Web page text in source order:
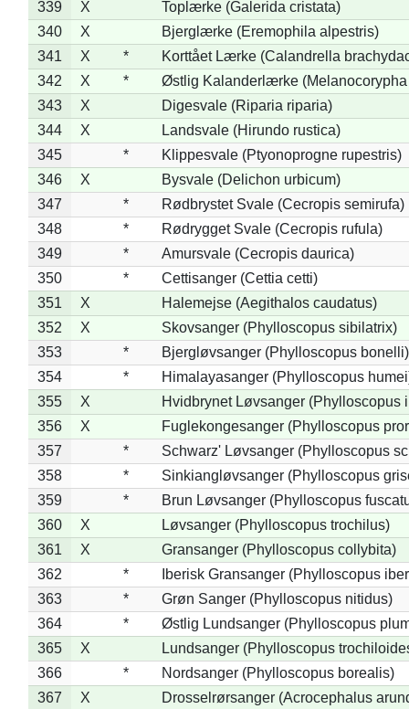
339
X
Toplærke (Galerida cristata)
340
X
Bjerglærke (Eremophila alpestris)
341
X *
Korttået Lærke (Calandrella
342
X *
Østlig Kalanderlærke (Melanocorypha
343
X
Digesvale (Riparia riparia)
344
X
Landsvale (Hirundo rustica)
345
*
Klippesvale (Ptyonoprogne rupestris)
346
X
Bysvale (Delichon urbicum)
347
*
Rødbrystet Svale (Cecropis semirufa)
348
*
Rødrygget Svale (Cecropis rufula)
349
*
Amursvale (Cecropis daurica)
350
*
Cettisanger (Cettia cetti)
351
X
Halemejse (Aegithalos caudatus)
352
X
Skovsanger (Phylloscopus sibilatrix)
353
*
Bjergløvsanger (Phylloscopus bonelli)
354
*
Himalayasanger (Phylloscopus
355
X
Hvidbrynet Løvsanger (Phylloscopus
356
X
Fuglekongesanger (Phylloscopus
357
*
Schwarz' Løvsanger (Phylloscopus
358
*
Sinkiangløvsanger (Phylloscopus
359
*
Brun Løvsanger (Phylloscopus
360
X
Løvsanger (Phylloscopus trochilus)
361
X
Gransanger (Phylloscopus collybita)
362
*
Iberisk Gransanger (Phylloscopus
363
*
Grøn Sanger (Phylloscopus nitidus)
364
*
Østlig Lundsanger (Phylloscopus
365
X
Lundsanger (Phylloscopus
366
*
Nordsanger (Phylloscopus borealis)
367
X Drosselrørsanger (Acrocephalus